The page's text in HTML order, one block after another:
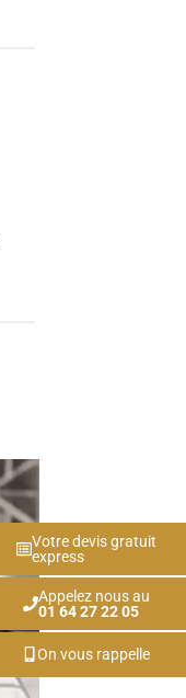
Votre devis gratuit
express
Appelez nous au
01 64 27 22 05
On vous rappelle